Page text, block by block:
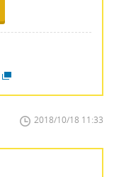
2018/10/18 11:33